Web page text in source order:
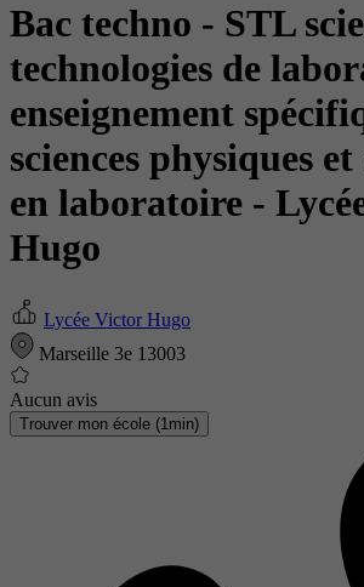
Bac techno - STL
technologies de
enseignement
sciences physiques
en laboratoire -
Hugo
Lycée Victor Hugo
Marseille 3e 13003
Aucun avis
Trouver mon école (1min)